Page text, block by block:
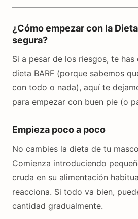
¿Cómo empezar con la
segura?
Si a pesar de los riesgos, te
dieta BARF (porque sabemos
con todo o nada), aquí te
para empezar con buen pie (o
Empieza poco a poco
No cambies la dieta de tu
Comienza introduciendo
cruda en su alimentación
reacciona. Si todo va bien,
cantidad gradualmente.